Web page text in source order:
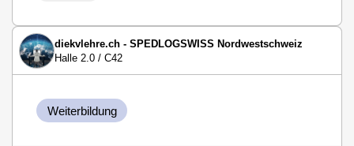
diekvlehre.ch - SPEDLOGSWISS Nordwestschweiz
Halle 2.0 / C42
Weiterbildung